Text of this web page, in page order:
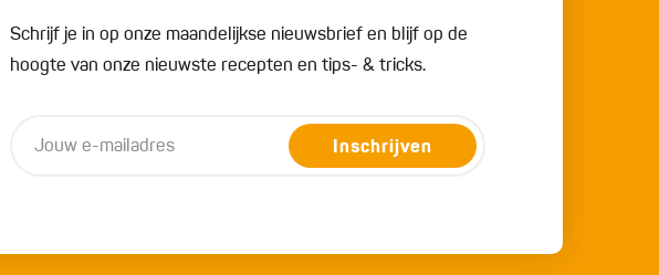
Schrijf je in op onze maandelijkse nieuwsbrief en blijf op de
hoogte van onze nieuwste recepten en tips- & tricks.
Inschrijven